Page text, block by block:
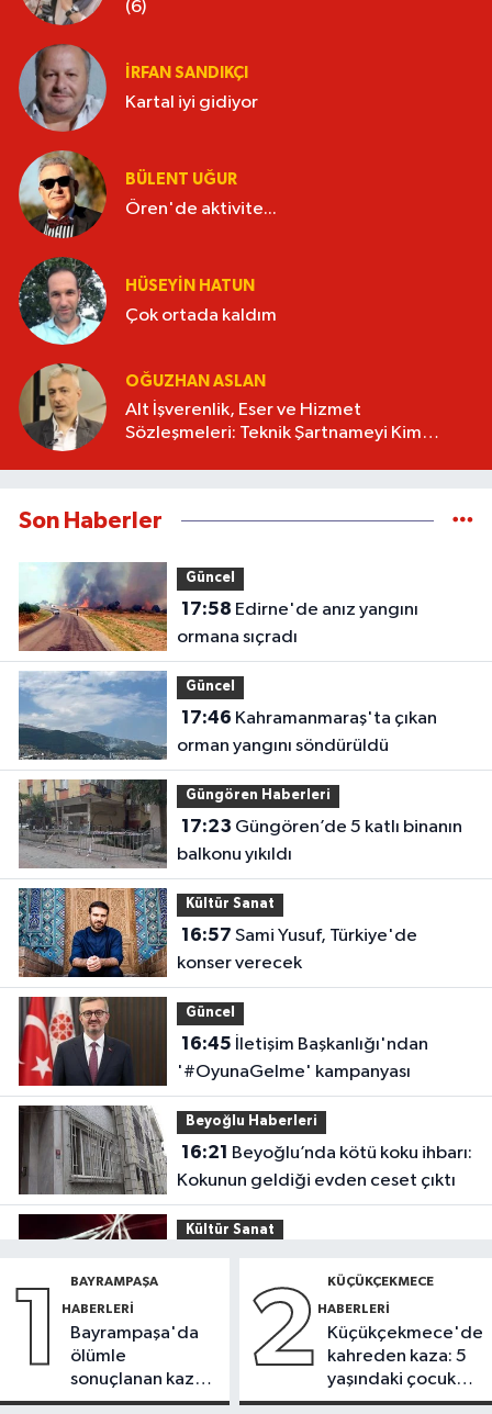
(6)
İRFAN SANDIKÇI
Kartal iyi gidiyor
BÜLENT UĞUR
Ören'de aktivite...
HÜSEYIN HATUN
Çok ortada kaldım
OĞUZHAN ASLAN
Alt İşverenlik, Eser ve Hizmet
Sözleşmeleri: Teknik Şartnameyi Kim
Son Haberler
Güncel
17:58
ormana sıçradı
Güncel
17:46
orman yangını söndürüldü
Güngören Haberleri
17:23
balkonu yıkıldı
Kültür Sanat
16:57
konser verecek
Güncel
16:45
'#OyunaGelme' kampanyası
Beyoğlu Haberleri
16:21
Kokunun geldiği evden ceset çıktı
Kültür Sanat
sahne aldı
İstanbul Haberleri
alarmı: Ekipler harekete geçti
1 BAYRAMPAŞA
HABERLERI
Bayrampaşa'da
ölümle
sonuçlanan kaza:
Sürücü
2 KÜÇÜKÇEKMECE
HABERLERI
Küçükçekmece'de
kahreden kaza: 5
yaşındaki çocuk
yoğun bakımda